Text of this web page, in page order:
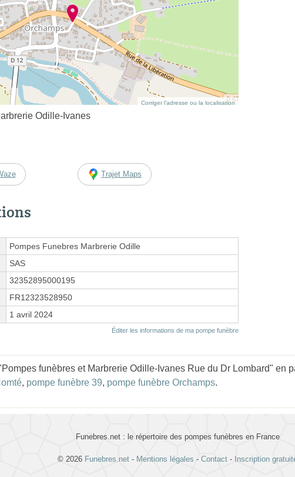
Corriger l’adresse ou la localisation
Odille-Ivanes
Trajet Maps
Pompes Funebres Marbrerie Odille
SAS
32352895000195
FR12323528950
1 avril 2024
Éditer les informations de ma pompe funèbre
funèbres et Marbrerie Odille-Ivanes Rue du Dr Lombard" en
, pompe funèbre 39, pompe funèbre Orchamps.
Funebres.net : le répertoire des pompes funèbres en France
© 2026 Funebres.net - Mentions légales - Contact - Inscription